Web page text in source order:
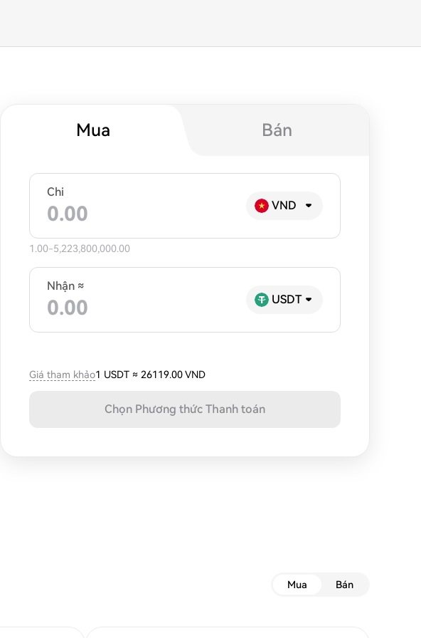
Mua Bán
Chi
VND
1.00-5,223,800,000.00
Nhận ≈
USDT
Giá tham khảo1 USDT ≈ 26119.00 VND
Chọn Phương thức Thanh toán
Mua Bán